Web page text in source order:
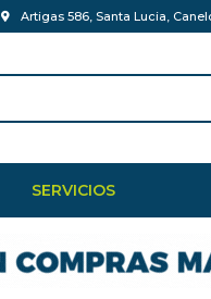
SERVICIOS
Artigas 586, Santa Lucia,